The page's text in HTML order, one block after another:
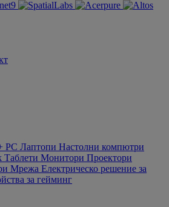
PC Лаптопи Настолни компютри
Таблети Монитори Проектори
Мрежа Електрическо решение за
за гейминг